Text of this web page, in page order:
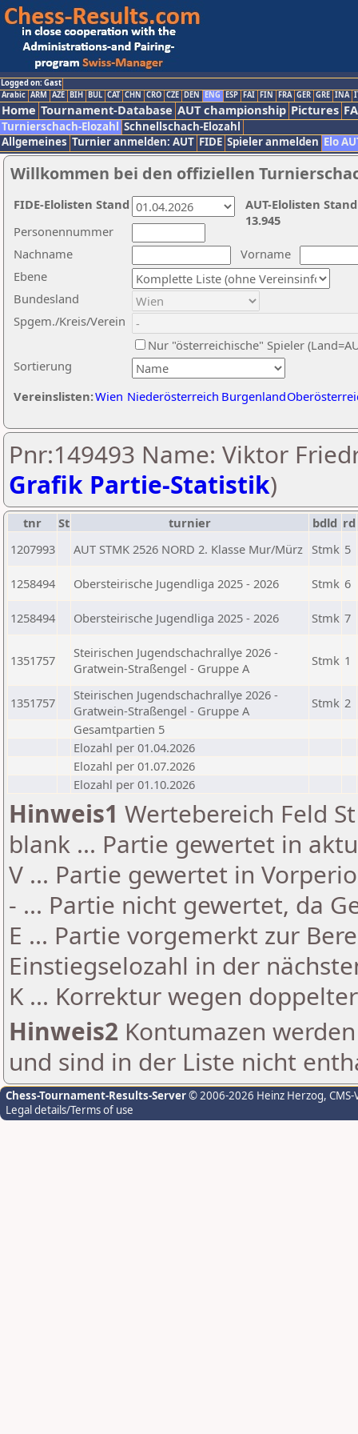
Logged on: Gast
Arabic ARM AZE BIH BUL CAT CHN CRO CZE DEN ENG ESP FAI FIN FRA GER GRE INA
Home Tournament-Database AUT championship Pictures
Turnierschach-Elozahl Schnellschach-Elozahl
Allgemeines Turnier anmelden: AUT FIDE Spieler anmelden Elo
Willkommen bei den offiziellen
Nachname
Vorname
Ebene
Sortierung
Personennummer
Bundesland
Spgem./Kreis/Verein
Nur "österreichische" Spieler
Vereinslisten:Wien Niederösterreich Burgenland
AUT-Elolisten
13.945
FIDE-Elolisten Stand
Pnr:149493 Name: Viktor
Grafik Partie-Statistik)
tnr St turnier bdld rd
1207993
AUT STMK 2526 NORD 2. Klasse Mur/Mürz Stmk 5
1258494 Obersteirische Jugendliga 2025 - 2026 Stmk 6
1258494 Obersteirische Jugendliga 2025 - 2026 Stmk 7
1351757
Steirischen Jugendschachrallye 2026 -
Gratwein-Straßengel - Gruppe A
Stmk 1
1351757
Steirischen Jugendschachrallye 2026 -
Gratwein-Straßengel - Gruppe A
Stmk 2
Gesamtpartien 5
Elozahl per 01.04.2026
Elozahl per 01.07.2026
Elozahl per 01.10.2026
Hinweis1 Wertebereich Feld
blank ... Partie gewertet in
V ... Partie gewertet in
- ... Partie nicht gewertet, da
E ... Partie vorgemerkt zur
Einstiegselozahl in der
K ... Korrektur wegen
Hinweis2 Kontumazen
und sind in der Liste nicht
Chess-Tournament-Results-Server© 2006-2026 Heinz Herzog,
Legal details/Terms of use